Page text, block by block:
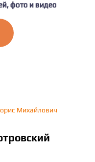
фото и видео
Михайлович